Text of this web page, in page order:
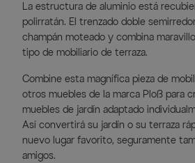
La estructura de aluminio está
polirratán. El trenzado doble
champán moteado y combina
tipo de mobiliario de terraza.
Combine esta magnífica pieza de
otros muebles de la marca Ploß para
muebles de jardín adaptado
Así convertirá su jardín o su terraza
nuevo lugar favorito, seguramente
amigos.